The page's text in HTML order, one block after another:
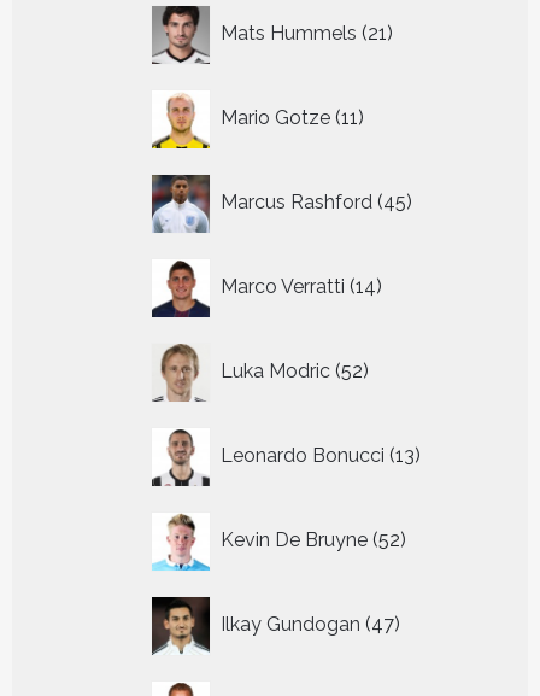
Mats Hummels 21
producten
Mario Gotze 11
producten
Marcus Rashford 45
producten
Marco Verratti 14
producten
Luka Modric 52
producten
Leonardo Bonucci 13
producten
Kevin De Bruyne 52
producten
Ilkay Gundogan 47
producten